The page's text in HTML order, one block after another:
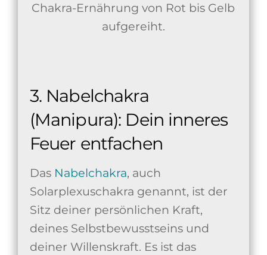
3. Nabelchakra
(Manipura): Dein inneres
Feuer entfachen
Das Nabelchakra, auch
Solarplexuschakra genannt, ist der
Sitz deiner persönlichen Kraft,
deines Selbstbewusstseins und
deiner Willenskraft. Es ist das